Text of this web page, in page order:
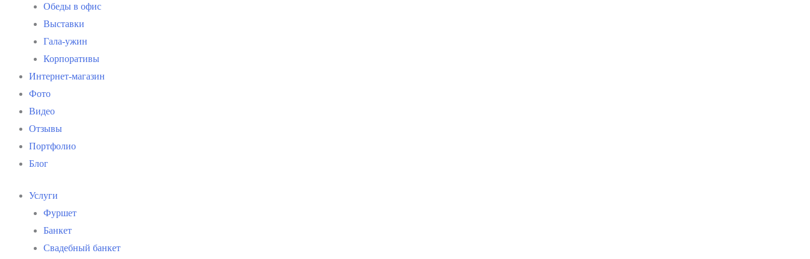
Обеды в офис
Выставки
Гала-ужин
Корпоративы
Интернет-магазин
Фото
Видео
Отзывы
Портфолио
Блог
Услуги
Фуршет
Банкет
Свадебный банкет